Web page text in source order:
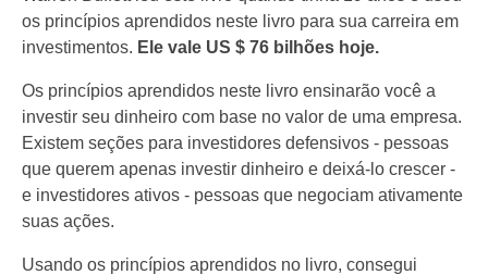
os princípios aprendidos neste livro para sua carreira em
investimentos. Ele vale US $ 76 bilhões hoje.
Os princípios aprendidos neste livro ensinarão você a
investir seu dinheiro com base no valor de uma empresa.
Existem seções para investidores defensivos - pessoas
que querem apenas investir dinheiro e deixá-lo crescer -
e investidores ativos - pessoas que negociam ativamente
suas ações.
Usando os princípios aprendidos no livro, consegui